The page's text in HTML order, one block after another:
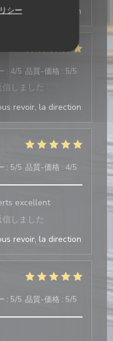
シーrevoir, la direction
: 4/5 品質-価格 : 5/5
しました
revoir, la direction
: 5/5 品質-価格 : 4/5
excellent
しました
revoir, la direction
: 5/5 品質-価格 : 5/5